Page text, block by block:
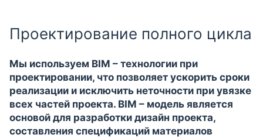
Проектирование полного цикла
Мы используем BIM – технологии при
проектировании, что позволяет ускорить сроки
реализации и исключить неточности при увязке
всех частей проекта. BIM – модель является
основой для разработки дизайн проекта,
составления спецификаций материалов